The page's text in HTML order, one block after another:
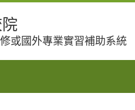
或國外專業實習補助系統